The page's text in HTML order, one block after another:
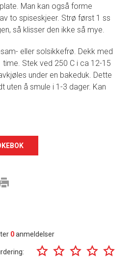
Man kan også forme
to spiseskjeer. Strø først 1 ss
så klisser den ikke så mye.
eller solsikkefrø. Dekk med
Stek ved 250 C i ca 12-15
under en bakeduk. Dette
uten å smule i 1-3 dager. Kan
0anmeldelser